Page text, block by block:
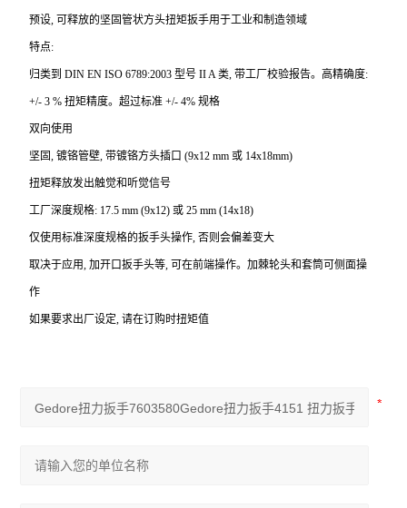
预设, 可释放的坚固管状方头扭矩扳手用于工业和制造领域
特点:
归类到 DIN EN ISO 6789:2003 型号 II A 类, 带工厂校验报告。高精确度:
+/- 3 % 扭矩精度。超过标准 +/- 4% 规格
双向使用
坚固, 镀铬管壁, 带镀铬方头插口 (9x12 mm 或 14x18mm)
扭矩释放发出触觉和听觉信号
工厂深度规格: 17.5 mm (9x12) 或 25 mm (14x18)
仅使用标准深度规格的扳手头操作, 否则会偏差变大
取决于应用, 加开口扳手头等, 可在前端操作。加棘轮头和套筒可侧面操
作
如果要求出厂设定, 请在订购时扭矩值